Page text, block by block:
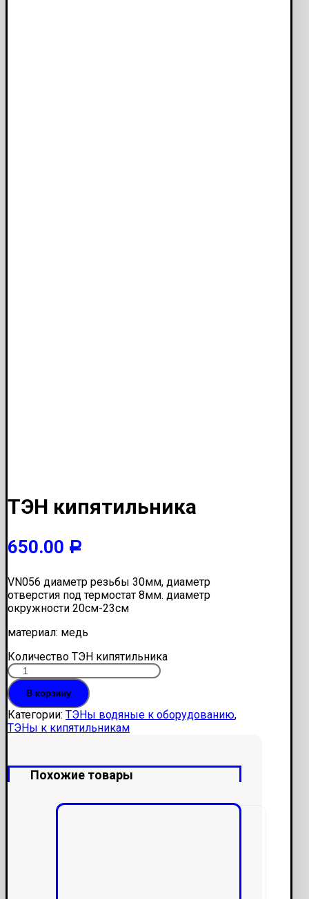
ТЭН кипятильника
650.00 Р
VN056 диаметр резьбы 30мм, диаметр
отверстия под термостат 8мм. диаметр
окружности 20см-23см
материал: медь
Количество ТЭН кипятильника
В корзину
Категории: ТЭНы водяные к оборудованию,
ТЭНы к кипятильникам
Похожие товары